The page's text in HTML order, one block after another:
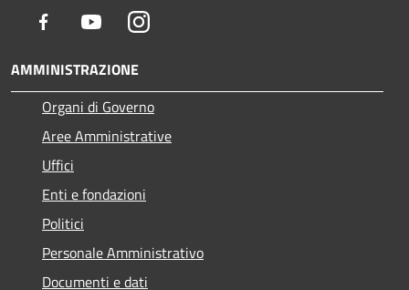
Facebook YoutubeInstagram
AMMINISTRAZIONE
Organi di Governo
Aree Amministrative
Uffici
Enti e fondazioni
Politici
Personale Amministrativo
Documenti e dati